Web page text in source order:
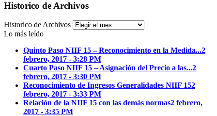
Historico de Archivos
Historico de Archivos
Lo más leído
Quinto Paso NIIF 15 – Reconocimiento en la Medida...2
febrero, 2017 - 3:28 PM
Cuarto Paso NIIF 15 – Asignación del Precio a las...2
febrero, 2017 - 3:30 PM
Reconocimiento de Ingresos Generalidades NIIF 152
febrero, 2017 - 3:33 PM
Relación de la NIIF 15 con las demás normas2 febrero,
2017 - 3:35 PM